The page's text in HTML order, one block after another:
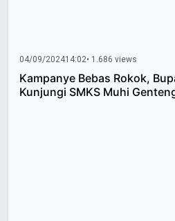
04/09/202414:02• 1.686 views
Kampanye Bebas Rokok,
Kunjungi SMKS Muhi